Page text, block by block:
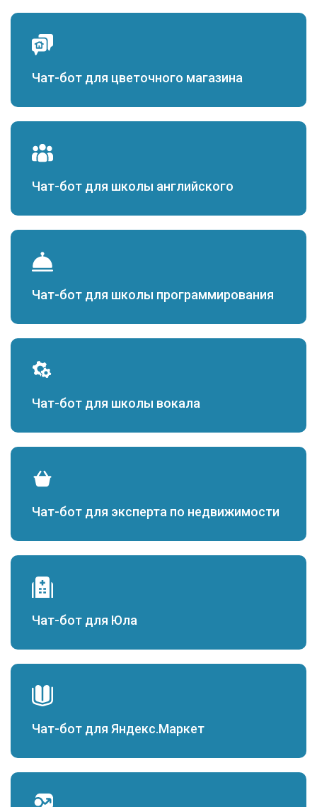
Чат-бот для цветочного магазина
Чат-бот для школы английского
Чат-бот для школы программирования
Чат-бот для школы вокала
Чат-бот для эксперта по недвижимости
Чат-бот для Юла
Чат-бот для Яндекс.Маркет